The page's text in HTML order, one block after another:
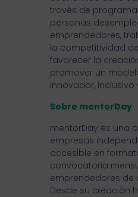
través de
personas
emprendedores,
la competitividad
favorecer la
promover un
innovador, inclusivo
Sobre mentorDay
mentorDay es una
empresas
accesible en
convocatoria
emprendedores de
Desde su creación